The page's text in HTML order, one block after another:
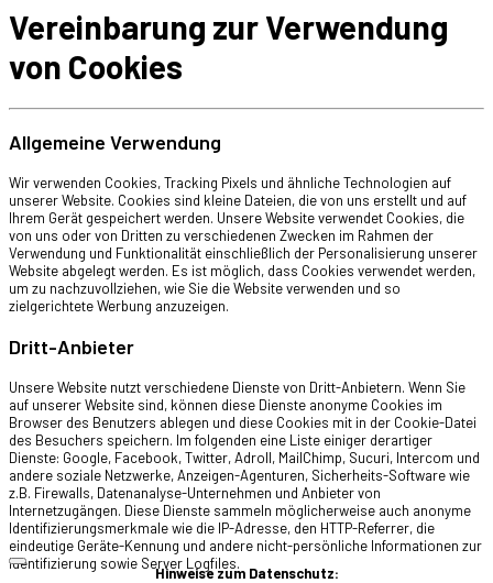
Vereinbarung zur Verwendung
von Cookies
Allgemeine Verwendung
Wir verwenden Cookies, Tracking Pixels und ähnliche Technologien auf
unserer Website. Cookies sind kleine Dateien, die von uns erstellt und auf
Ihrem Gerät gespeichert werden. Unsere Website verwendet Cookies, die
von uns oder von Dritten zu verschiedenen Zwecken im Rahmen der
Verwendung und Funktionalität einschließlich der Personalisierung unserer
Website abgelegt werden. Es ist möglich, dass Cookies verwendet werden,
um zu nachzuvollziehen, wie Sie die Website verwenden und so
zielgerichtete Werbung anzuzeigen.
Dritt-Anbieter
Unsere Website nutzt verschiedene Dienste von Dritt-Anbietern. Wenn Sie
auf unserer Website sind, können diese Dienste anonyme Cookies im
Browser des Benutzers ablegen und diese Cookies mit in der Cookie-Datei
des Besuchers speichern. Im folgenden eine Liste einiger derartiger
Dienste: Google, Facebook, Twitter, Adroll, MailChimp, Sucuri, Intercom und
andere soziale Netzwerke, Anzeigen-Agenturen, Sicherheits-Software wie
z.B. Firewalls, Datenanalyse-Unternehmen und Anbieter von
Internetzugängen. Diese Dienste sammeln möglicherweise auch anonyme
Identifizierungsmerkmale wie die IP-Adresse, den HTTP-Referrer, die
eindeutige Geräte-Kennung und andere nicht-persönliche Informationen zur
Identifizierung sowie Server Logfiles.
Hinweise zum Datenschutz: